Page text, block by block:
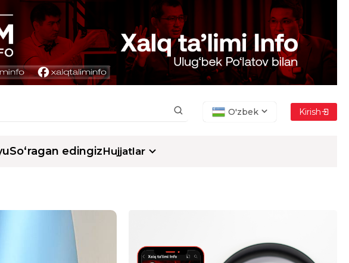
O'zbek Kirish
So‘ragan edingizHujjatlar